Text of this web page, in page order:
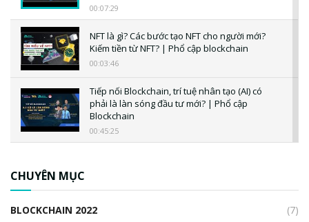
00:07:29
NFT là gì? Các bước tạo NFT cho người mới?
Kiếm tiền từ NFT? | Phổ cập blockchain
00:03:46
Tiếp nối Blockchain, trí tuệ nhân tạo (AI) có
phải là làn sóng đầu tư mới? | Phổ cập
Blockchain
00:45:25
CHUYÊN MỤC
BLOCKCHAIN 2022
(7)